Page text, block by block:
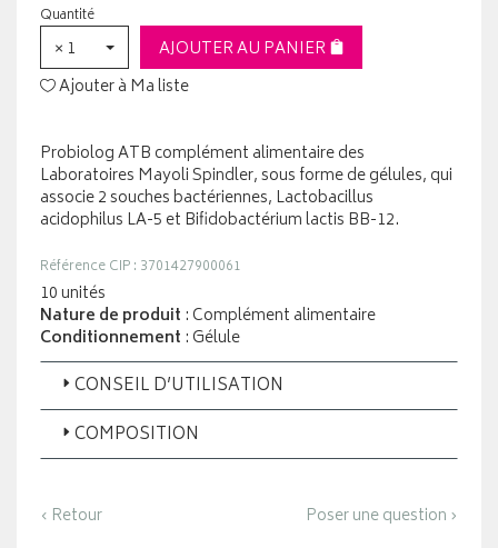
Quantité
× 1
AJOUTER AU PANIER
Ajouter à Ma liste
Probiolog ATB complément alimentaire des
Laboratoires Mayoli Spindler, sous forme de gélules, qui
associe 2 souches bactériennes, Lactobacillus
acidophilus LA-5 et Bifidobactérium lactis BB-12.
Référence CIP : 3701427900061
10 unités
Nature de produit : Complément alimentaire
Conditionnement : Gélule
CONSEIL D’UTILISATION
COMPOSITION
‹ Retour Poser une question ›